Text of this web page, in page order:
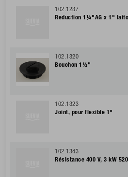
102.1287
Reduction 1¼"AG x 1"
102.1320
Bouchon 1½"
102.1323
Joint, pour flexible 1"
102.1343
Résistance 400 V, 3 kW